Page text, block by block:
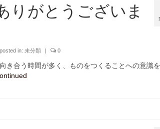
りがとうございま
in: 未分類 | 0
き合う時間が多く、ものをつくることへの意識